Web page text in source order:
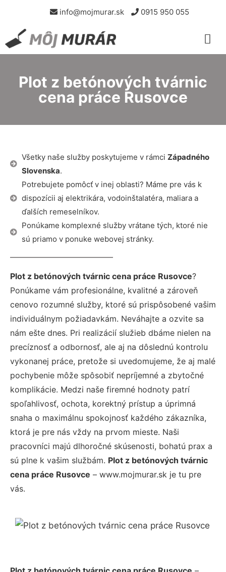
info@mojmurar.sk 0915 950 055
Plot z betónových tvárnic
cena práce Rusovce
Všetky naše služby poskytujeme v rámci Západného
Slovenska.
Potrebujete pomôcť v inej oblasti? Máme pre vás k
dispozícii aj elektrikára, vodoinštalatéra, maliara a
ďalších remeselníkov.
Ponúkame komplexné služby vrátane tých, ktoré nie
sú priamo v ponuke webovej stránky.
Plot z betónových tvárnic cena práce Rusovce?
Ponúkame vám profesionálne, kvalitné a zároveň
cenovo rozumné služby, ktoré sú prispôsobené vašim
individuálnym požiadavkám. Neváhajte a ozvite sa
nám ešte dnes. Pri realizácií služieb dbáme nielen na
precíznosť a odbornosť, ale aj na dôslednú kontrolu
vykonanej práce, pretože si uvedomujeme, že aj malé
pochybenie môže spôsobiť nepríjemné a zbytočné
komplikácie. Medzi naše firemné hodnoty patrí
spoľahlivosť, ochota, korektný prístup a úprimná
snaha o maximálnu spokojnosť každého zákazníka,
ktorá je pre nás vždy na prvom mieste. Naši
pracovníci majú dlhoročné skúsenosti, bohatú prax a
sú plne k vašim službám. Plot z betónových tvárnic
cena práce Rusovce – www.mojmurar.sk je tu pre
vás.